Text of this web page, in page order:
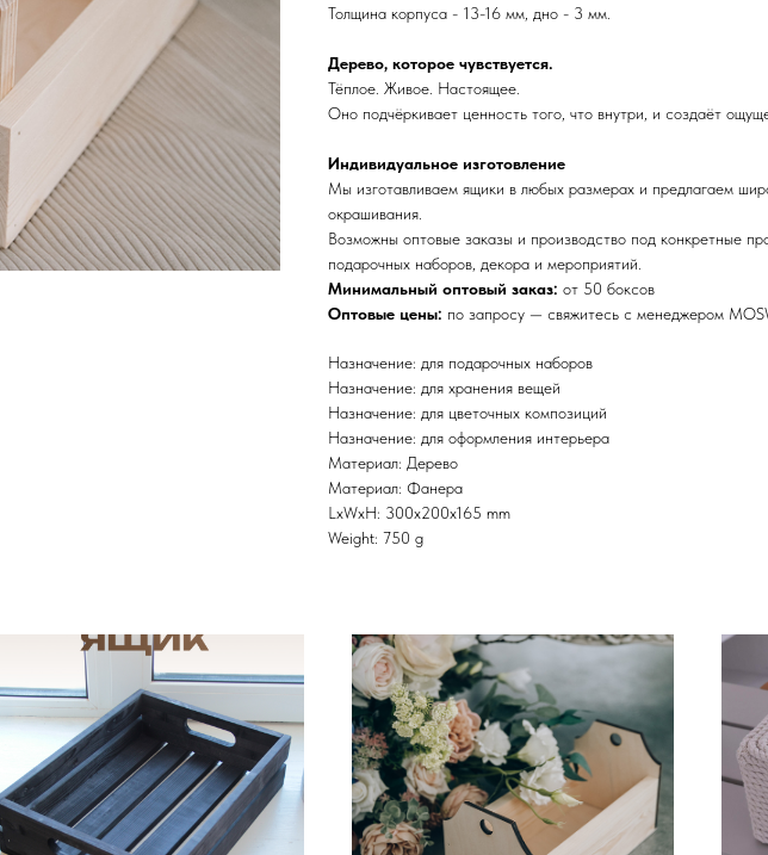
Толщина корпуса - 13-16 мм, дно - 3 мм.
Дерево, которое чувствуется.
Тёплое. Живое. Настоящее.
Оно подчёркивает ценность того, что внутри, и создаёт
Индивидуальное изготовление
Мы изготавливаем ящики в любых размерах и предлагаем
окрашивания.
Возможны оптовые заказы и производство под конкретные
подарочных наборов, декора и мероприятий.
Минимальный оптовый заказ: от 50 боксов
Оптовые цены: по запросу — свяжитесь с менеджером
Назначение: для подарочных наборов
Назначение: для хранения вещей
Назначение: для цветочных композиций
Назначение: для оформления интерьера
Материал: Дерево
Материал: Фанера
LxWxH: 300x200x165 mm
Weight: 750 g